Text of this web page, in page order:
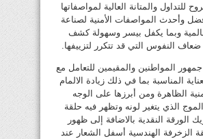
للتداول والمتانة العالية لمواصفاتها
وأحدث المواصفات الأمنية لصناعة
وبما يكفل بيسر وسهولة كشف
النفوس التي قد تتكرر لتزييفها.
المواطنين والمقيمين للتعامل مع
المناسبة بما في ذلك زيادة الالمام
الظاهرة ومن أبرزها على الوجه
الذي يتغير لونه وتظهر فيه حلقة
الورقة النقدية بالاضافة إلى ظهور
الزخرفة الهندسية أسفل الشعار عند